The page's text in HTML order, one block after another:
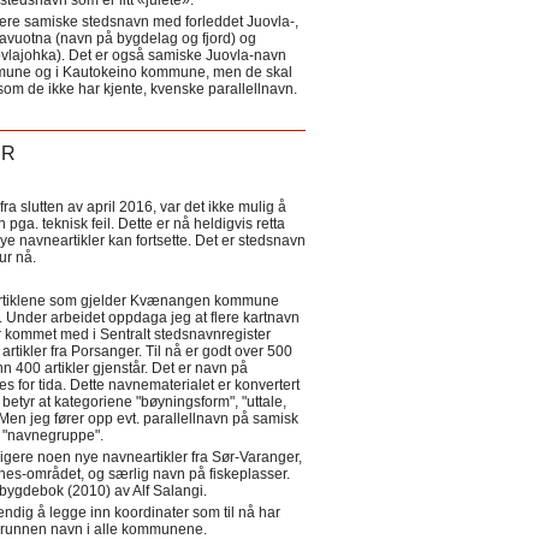
samiske stedsnavn med forleddet Juovla-,
(navn på bygdelag og fjord) og
Det er også samiske Juovla-navn
og i Kautokeino kommune, men de skal
de ikke har kjente, kvenske parallellnavn.
slutten av april 2016, var det ikke mulig å
pga. teknisk feil. Dette er nå heldigvis retta
navneartikler kan fortsette. Det er stedsnavn
nå.
som gjelder Kvænangen kommune
Under arbeidet oppdaga jeg at flere kartnavn
med i Sentralt stedsnavnregister
fra Porsanger. Til nå er godt over 500
400 artikler gjenstår. Det er navn på
for tida. Dette navnematerialet er konvertert
at kategoriene "bøyningsform", "uttale,
jeg fører opp evt. parallellnavn på samisk
noen nye navneartikler fra Sør-Varanger,
området, og særlig navn på fiskeplasser.
(2010) av Alf Salangi.
å legge inn koordinater som til nå har
navn i alle kommunene.